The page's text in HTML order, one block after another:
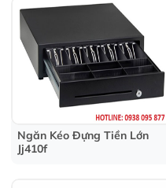
Máy Chấm Công Khuôn
Máy Chấm Công Vân Tay
Máy Chấm Công Thẻ Giấy
Phụ Kiện Máy Chấm Công
GIẤY IN BILL - GIẤY
IN TEM NHÃN
Giấy In Bill
Ngăn Kéo Đựng Tiền Lớn
Jj410f